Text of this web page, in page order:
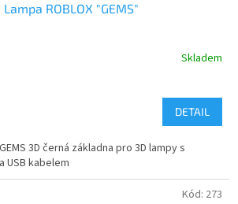
Lampa ROBLOX "GEMS"
Skladem
DETAIL
3D černá základna pro 3D lampy s
USB kabelem
Kód: 273